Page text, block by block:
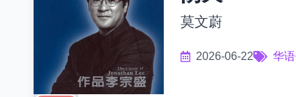
莫文蔚
2026-06-22 华语